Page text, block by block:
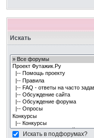
Искать
Искать в подфорумах?